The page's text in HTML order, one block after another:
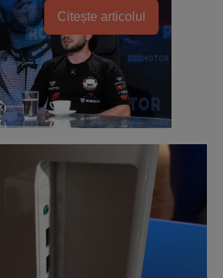
Citește articolul